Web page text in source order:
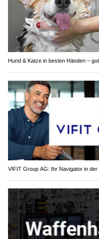
Hund & Katze in besten Händen –
VIFIT Group AG: Ihr Navigator in der